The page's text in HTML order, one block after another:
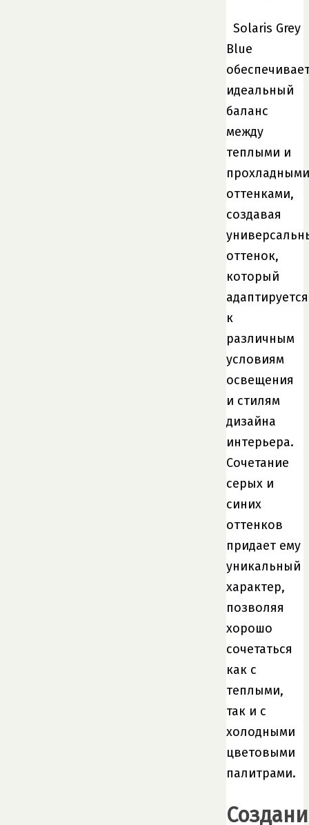
Solaris Grey
Blue
идеальный
баланс
между
теплыми и
прохладными
оттенками,
создавая
оттенок,
который
адаптируется
к
различным
условиям
освещения
и стилям
дизайна
интерьера.
Сочетание
серых и
синих
оттенков
придает ему
уникальный
характер,
позволяя
хорошо
сочетаться
как с
теплыми,
так и с
холодными
цветовыми
палитрами.